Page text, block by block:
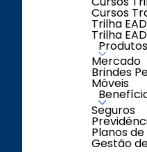
Cursos
Trilha
Trilha
Produtos
Mercado
Brindes
Móveis
Seguros
Planos
Gestão
Segunda à Sexta-
feira das 08h00 às
Sábados das 08h00
(exceto feriados)